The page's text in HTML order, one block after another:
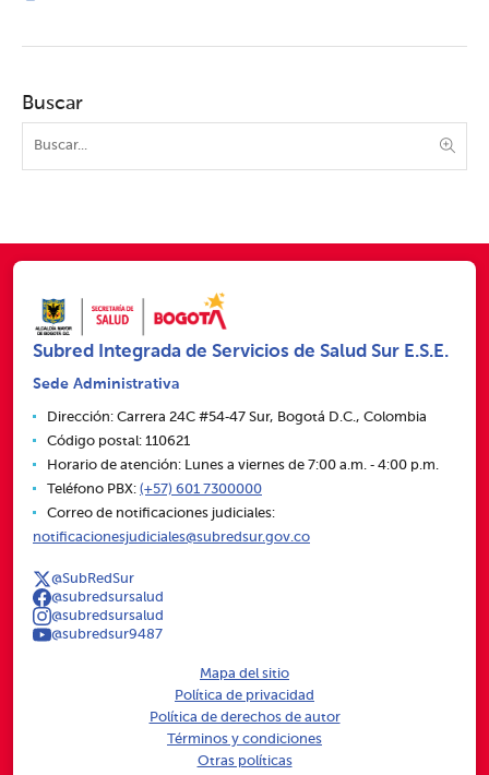
Buscar
Subred Integrada de Servicios de Salud Sur E.S.E.
Sede Administrativa
Dirección: Carrera 24C #54‑47 Sur, Bogotá D.C., Colombia
Código postal: 110621
Horario de atención: Lunes a viernes de 7:00 a.m. ‑ 4:00 p.m.
Teléfono PBX: (+57) 601 7300000
Correo de notificaciones judiciales:
notificacionesjudiciales@subredsur.gov.co
@SubRedSur
@subredsursalud
@subredsursalud
@subredsur9487
Mapa del sitio
Política de privacidad
Política de derechos de autor
Términos y condiciones
Otras políticas